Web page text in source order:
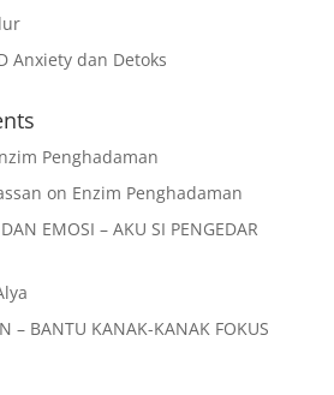
Anxiety dan Detoks
Penghadaman
on Enzim Penghadaman
EMOSI – AKU SI PENGEDAR
– BANTU KANAK-KANAK FOKUS